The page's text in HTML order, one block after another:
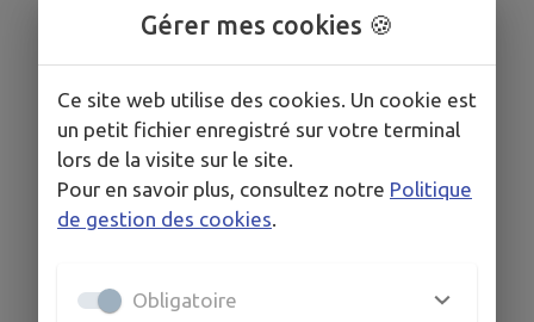
Gérer mes cookies 🍪
Ce site web utilise des cookies. Un cookie est
un petit fichier enregistré sur votre terminal
lors de la visite sur le site.
Pour en savoir plus, consultez notre Politique
de gestion des cookies
Obligatoire